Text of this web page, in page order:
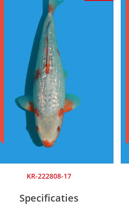
KR-222808-17
Specificaties